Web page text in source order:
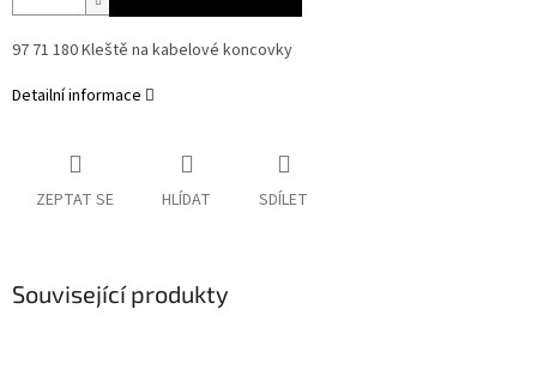
97 71 180 Kleště na kabelové koncovky
Detailní informace
ZEPTAT SE HLÍDAT SDÍLET
Související produkty